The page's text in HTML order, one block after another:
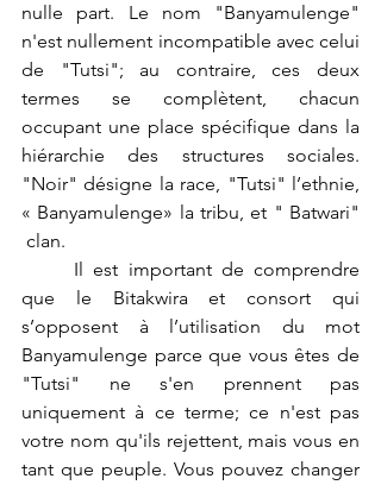
nulle part. Le nom "Banyamulenge"
n'est nullement incompatible avec celui
de "Tutsi"; au contraire, ces deux
termes se complètent, chacun
occupant une place spécifique dans la
hiérarchie des structures sociales.
"Noir" désigne la race, "Tutsi" l’ethnie,
« Banyamulenge» la tribu, et " Batwari"
clan.
que le Bitakwira et consort qui
s’opposent à l’utilisation du mot
Banyamulenge parce que vous êtes de
"Tutsi" ne s'en prennent pas
uniquement à ce terme; ce n'est pas
votre nom qu'ils rejettent, mais vous en
tant que peuple. Vous pouvez changer